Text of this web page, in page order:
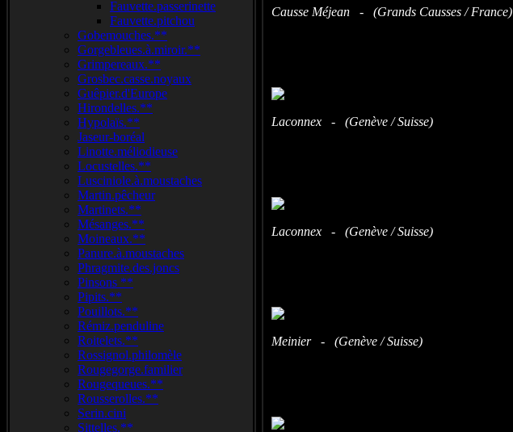
Fauvette.passerinette
Fauvette.pitchou
Gobemouches.**
Gorgebleues.à.miroir.**
Grimpereaux.**
Grosbec.casse.noyaux
Guêpier.d'Europe
Hirondelles.**
Hypolaïs.**
Jaseur-boréal
Linotte.méliodieuse
Locustelles.**
Lusciniole.à.moustaches
Martin.pêcheur
Martinets.**
Mésanges.**
Moineaux.**
Panure.à.moustaches
Phragmite.des.joncs
Pinsons **
Pipits.**
Pouillots.**
Rémiz.penduline
Roitelets.**
Rossignol.philomèle
Rougegorge.familier
Rougequeues.**
Rousserolles.**
Serin.cini
Sittelles.**
Causse Méjean - (Grands Causses / France)
Laconnex - (Genève / Suisse)
Laconnex - (Genève / Suisse)
Meinier - (Genève / Suisse)